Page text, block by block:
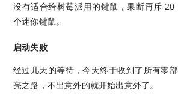
没有适合给树莓派用的键鼠，果断再斥
个迷你键鼠。
启动失败
经过几天的等待，今天终于收到了所有零
亮之路，不出意外的就开始出意外了。